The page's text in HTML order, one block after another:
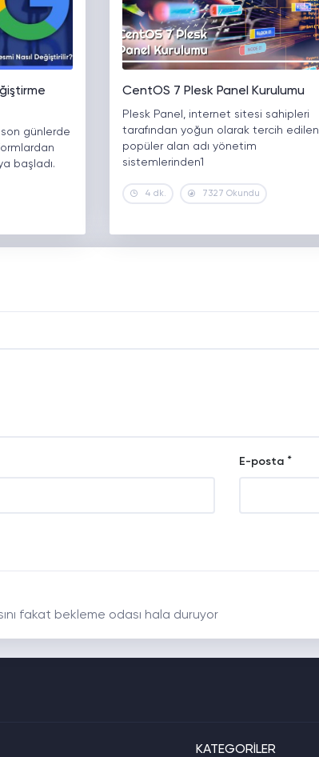
son günlerde
başladı.
CentOS 7 Plesk Panel Kurulumu
Plesk Panel, internet sitesi sahipleri
tarafından yoğun olarak tercih edilen
popüler alan adı yönetim
sistemlerinden1
4 dk. 7327 Okundu
E-posta *
fakat bekleme odası hala duruyor
KATEGORİLER